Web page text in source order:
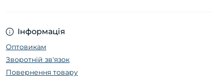
Інформація
Оптовикам
Зворотній зв'язок
Повернення товару